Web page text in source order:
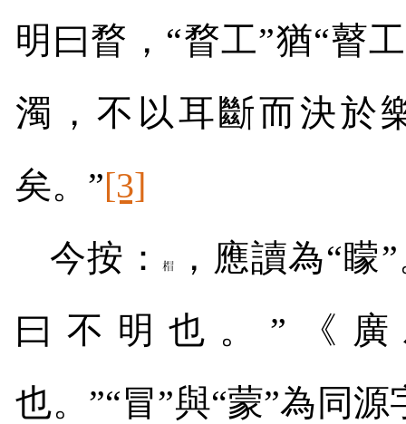
明曰瞀，“瞀工”猶“瞽
濁，不以耳斷而決於
矣。”[3]
今按：
，應讀為“矇
曰不明也。”《
也。”“冒”與“蒙”為同